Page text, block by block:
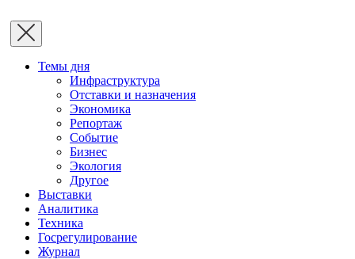
Темы дня
Инфраструктура
Отставки и назначения
Экономика
Репортаж
Событие
Бизнес
Экология
Другое
Выставки
Аналитика
Техника
Госрегулирование
Журнал